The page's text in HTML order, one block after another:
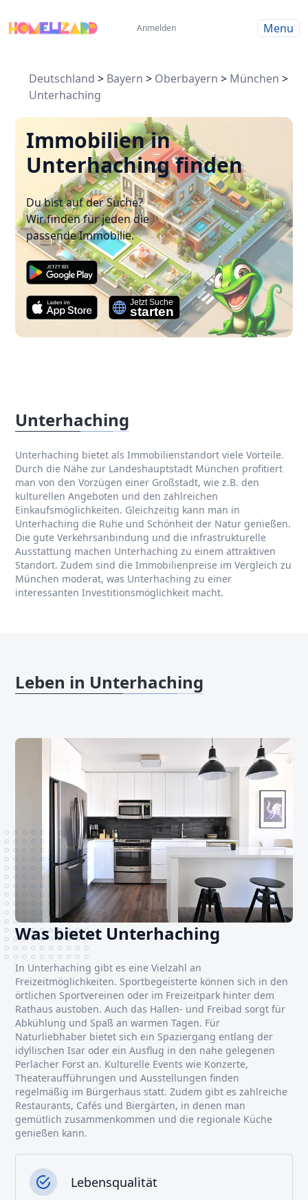
Anmelden Menu
Deutschland > Bayern > Oberbayern > München >
Unterhaching
Immobilien in
Unterhaching finden
Du bist auf der Suche?
Wir finden für jeden die
passende Immobilie.
Unterhaching
Unterhaching bietet als Immobilienstandort viele Vorteile.
Durch die Nähe zur Landeshauptstadt München profitiert
man von den Vorzügen einer Großstadt, wie z.B. den
kulturellen Angeboten und den zahlreichen
Einkaufsmöglichkeiten. Gleichzeitig kann man in
Unterhaching die Ruhe und Schönheit der Natur genießen.
Die gute Verkehrsanbindung und die infrastrukturelle
Ausstattung machen Unterhaching zu einem attraktiven
Standort. Zudem sind die Immobilienpreise im Vergleich zu
München moderat, was Unterhaching zu einer
interessanten Investitionsmöglichkeit macht.
Leben in Unterhaching
Was bietet Unterhaching
In Unterhaching gibt es eine Vielzahl an
Freizeitmöglichkeiten. Sportbegeisterte können sich in den
örtlichen Sportvereinen oder im Freizeitpark hinter dem
Rathaus austoben. Auch das Hallen- und Freibad sorgt für
Abkühlung und Spaß an warmen Tagen. Für
Naturliebhaber bietet sich ein Spaziergang entlang der
idyllischen Isar oder ein Ausflug in den nahe gelegenen
Perlacher Forst an. Kulturelle Events wie Konzerte,
Theateraufführungen und Ausstellungen finden
regelmäßig im Bürgerhaus statt. Zudem gibt es zahlreiche
Restaurants, Cafés und Biergärten, in denen man
gemütlich zusammenkommen und die regionale Küche
genießen kann.
Lebensqualität